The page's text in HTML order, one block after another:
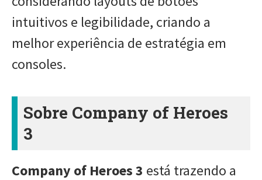
intuitivos e legibilidade, criando a
melhor experiência de estratégia em
consoles.
Sobre Company of Heroes
3
Company of Heroes 3 está trazendo a